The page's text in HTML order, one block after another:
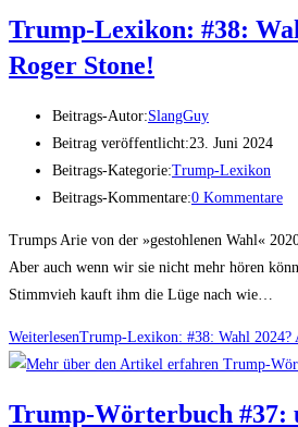
Trump-Lexi­kon: #38:
Roger Stone!
Beitrags-Autor:SlangGuy
Beitrag veröffentlicht:23. Juni 2024
Beitrags-Kategorie:Trump-Lexikon
Beitrags-Kommentare:0 Kommentare
Trumps Arie von der »gestohlenen Wahl«
Aber auch wenn wir sie nicht mehr hören
Stimmvieh kauft ihm die Lüge nach wie…
WeiterlesenTrump-Lexi­kon: #38: Wahl 2024?
Trump-Wör­ter­buch #37: